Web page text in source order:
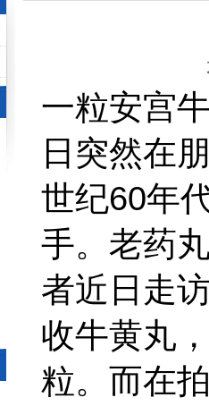
一粒安宫
日突然在
世纪60年
手。老药
者近日走
收牛黄丸
粒。而在